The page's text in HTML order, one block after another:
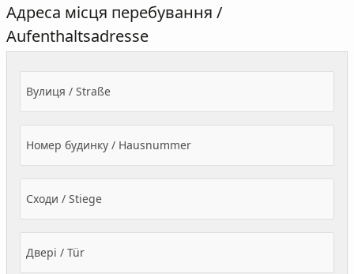
Адреса місця перебування /
Aufenthaltsadresse
Вулиця / Straße
Номер будинку / Hausnummer
Сходи / Stiege
Двері / Tür